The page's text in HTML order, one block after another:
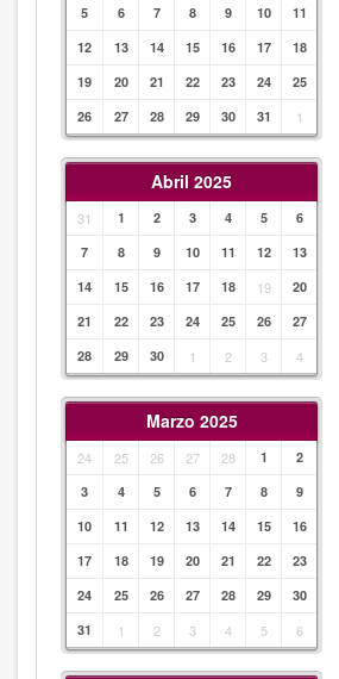
5 6 7 8 9 10
11
12
13 14 15 16 17
18
19
20 21 22 23 24
25
26
27 28 29 30 31 1
Abril 2025
31 1 2 3 4 5
6
7
8 9 10 11 12
13
14
15 16 17 18 19
20
21
22 23 24 25 26
27
28
29 30 1 2 3 4
Marzo 2025
24 25 26 27 28 1
2
3
4 5 6 7 8
9
10
11 12 13 14 15
16
17
18 19 20 21 22
23
24
25 26 27 28 29
30
31
1 2 3 4 5 6